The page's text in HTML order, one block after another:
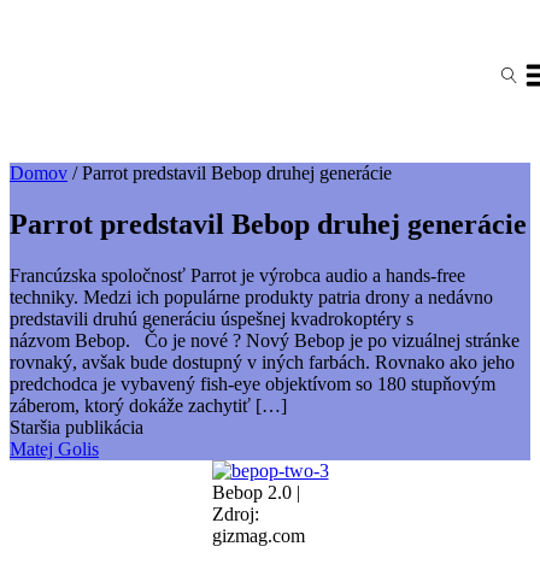
Domov /Parrot predstavil Bebop druhej generácie
Parrot predstavil Bebop druhej generácie
Francúzska spoločnosť Parrot je výrobca audio a hands-free
techniky. Medzi ich populárne produkty patria drony a nedávno
predstavili druhú generáciu úspešnej kvadrokoptéry s
názvom Bebop. Čo je nové ? Nový Bebop je po vizuálnej stránke
rovnaký, avšak bude dostupný v iných farbách. Rovnako ako jeho
predchodca je vybavený fish-eye objektívom so 180 stupňovým
záberom, ktorý dokáže zachytiť […]
Staršia publikácia
Matej Golis
Bebop 2.0 |
Zdroj:
gizmag.com